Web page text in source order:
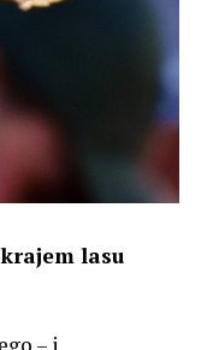
lasu
– i